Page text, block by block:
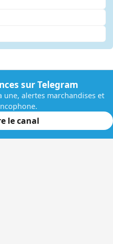
sur Telegram
alertes marchandises et
le canal